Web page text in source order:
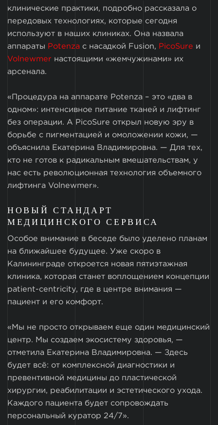
клинические практики, подробно рассказала о
передовых технологиях, которые сегодня
используют в наших клиниках. Она назвала
аппараты Potenza с насадкой Fusion, PicoSure и
Volnewmer настоящими «жемчужинами» их
арсенала.
«Процедура на аппарате Potenza – это «два в
одном»: интенсивное питание тканей и лифтинг
без операции. А PicoSure открыл новую эру в
борьбе с пигментацией и омоложении кожи, —
объяснила Екатерина Владимировна. — Для тех,
кто не готов к радикальным вмешательствам, у
нас есть революционная технология объемного
лифтинга Volnewmer».
НОВЫЙ СТАНДАРТ
МЕДИЦИНСКОГО СЕРВИСА
Особое внимание в беседе было уделено планам
на ближайшее будущее. Уже скоро в
Калининграде откроется новая пятиэтажная
клиника, которая станет воплощением концепции
patient-centricity, где в центре внимания —
пациент и его комфорт.
«Мы не просто открываем еще один медицинский
центр. Мы создаем экосистему здоровья, —
отметила Екатерина Владимировна. — Здесь
будет всё: от комплексной диагностики и
превентивной медицины до пластической
хирургии, реабилитации и эстетического ухода.
Каждого пациента будет сопровождать
персональный куратор 24/7».